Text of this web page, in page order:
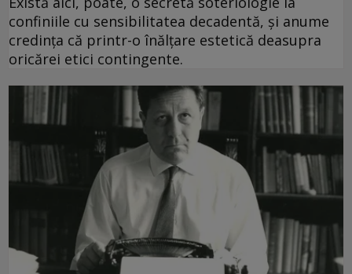
confiniile cu sensibilitatea decadentă, și anume
credința că printr-o înălțare estetică deasupra
oricărei etici contingente.